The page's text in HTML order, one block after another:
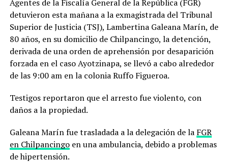
Agentes de la Fiscalía General de la República (FGR)
detuvieron esta mañana a la exmagistrada del Tribunal
Superior de Justicia (TSJ), Lambertina Galeana Marín, de
80 años, en su domicilio de Chilpancingo, la detención,
derivada de una orden de aprehensión por desaparición
forzada en el caso Ayotzinapa, se llevó a cabo alrededor
de las 9:00 am en la colonia Ruffo Figueroa.
Testigos reportaron que el arresto fue violento, con
daños a la propiedad.
Galeana Marín fue trasladada a la delegación de la FGR
en Chilpancingoen una ambulancia, debido a problemas
de hipertensión.